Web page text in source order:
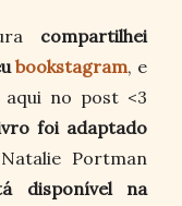
compartilhei
bookstagram, e
no post <3
foi adaptado
Portman
disponível na